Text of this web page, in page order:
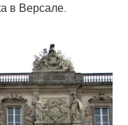
в Версале.